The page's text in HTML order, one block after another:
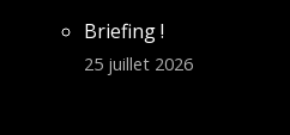
Briefing !
25 juillet 2026